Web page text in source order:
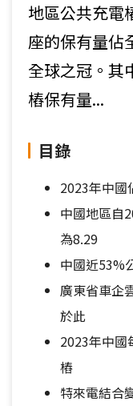
地區公共充電
座的保有量佔
全球之冠。其
樁保有量...
目錄
2023年中國
中國地區自
為8.29
中國近53%
廣東省車企
於此
2023年中國
樁
特來電結合